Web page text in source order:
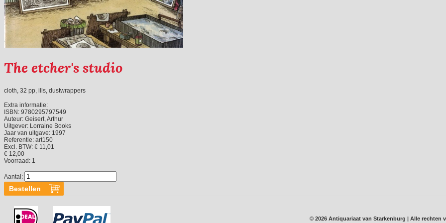
The etcher's studio
cloth, 32 pp, ills, dustwrappers
Extra informatie:
ISBN: 9780295797549
Auteur: Geisert, Arthur
Uitgever: Lorraine Books
Jaar van uitgave: 1997
Referentie: art150
Excl. BTW: € 11,01
€ 12,00
Voorraad: 1
Aantal:
© 2026 Antiquariaat van Starkenburg | Alle rechten